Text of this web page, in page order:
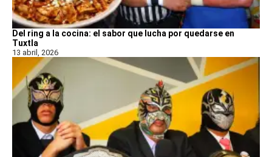
Del ring a la cocina: el sabor que lucha por quedarse en
Tuxtla
13 abril, 2026